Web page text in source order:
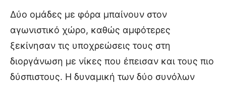
Δύο ομάδες με φόρα μπαίνουν στον
αγωνιστικό χώρο, καθώς αμφότερες
ξεκίνησαν τις υποχρεώσεις τους στη
διοργάνωση με νίκες που έπεισαν και τους πιο
δύσπιστους. Η δυναμική των δύο συνόλων